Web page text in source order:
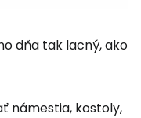
dňa tak lacný, ako
námestia, kostoly,